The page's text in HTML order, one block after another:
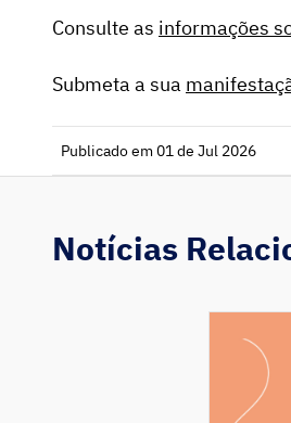
Consulte as informações
Submeta a sua
Publicado em 01 de Jul 2026
Notícias